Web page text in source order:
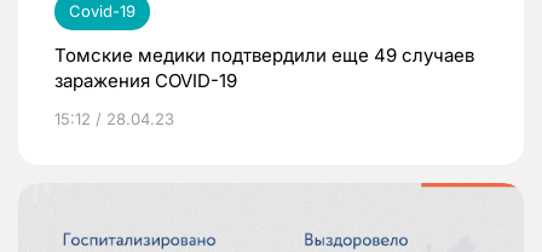
Covid-19
Томские медики подтвердили еще 49 случаев
заражения COVID-19
15:12 / 28.04.23